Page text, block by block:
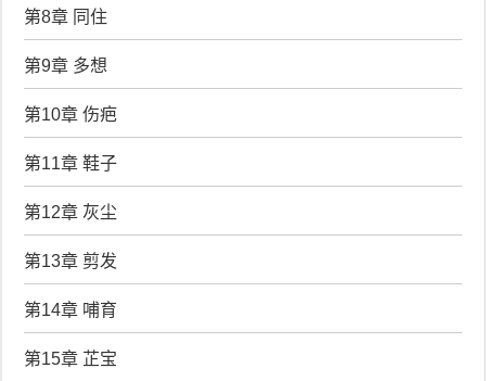
第8章 同住
第9章 多想
第10章 伤疤
第11章 鞋子
第12章 灰尘
第13章 剪发
第14章 哺育
第15章 芷宝